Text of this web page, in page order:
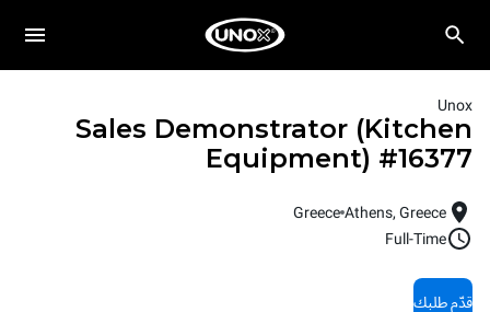
Unox
Sales Demonstrator (Kitchen
Equipment) #16377
Athens, Greece
Greece
Full-Time
قدّم طلبك